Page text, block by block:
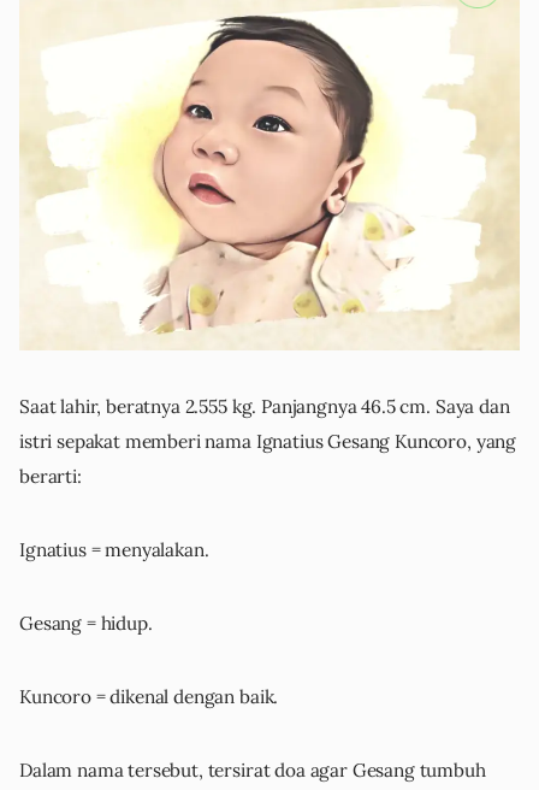
Saat lahir, beratnya 2.555 kg. Panjangnya 46.5 cm. Saya dan
istri sepakat memberi nama Ignatius Gesang Kuncoro, yang
berarti:
Ignatius = menyalakan.
Gesang = hidup.
Kuncoro = dikenal dengan baik.
Dalam nama tersebut, tersirat doa agar Gesang tumbuh